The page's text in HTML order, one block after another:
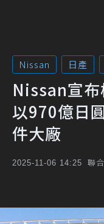
Nissan 日產
Nissan宣
以970億日
件大廠
2025-11-06 14:25 聯